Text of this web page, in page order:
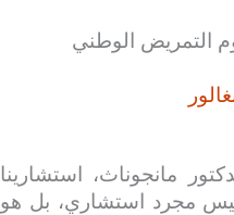
التمريض الوطني
مانجوناث، استشارينا
ليس مجرد استشاري، بل هو